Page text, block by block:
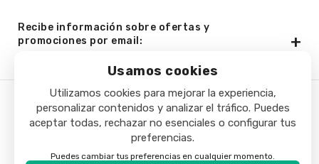
Usamos cookies
Utilizamos cookies para mejorar la experiencia,
personalizar contenidos y analizar el tráfico. Puedes
aceptar todas, rechazar no esenciales o configurar tus
preferencias.
Puedes cambiar tus preferencias en cualquier momento.
Recibe información sobre ofertas y
promociones por email:
Copyright © 2025 - Minibar24h.com. Todos los derechos
reservados.